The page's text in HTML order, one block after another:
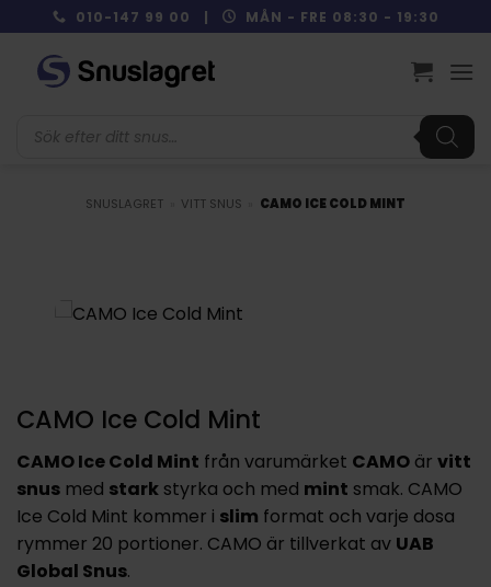
to
content
010-147 99 00 | MÅN - FRE 08:30 - 19:30
SNUSLAGRET VITT SNUS CAMO ICE COLD MINT
CAMO Ice Cold Mint
CAMO Ice Cold Mint från varumärket CAMO är vitt
snus med stark styrka och med mint smak. CAMO
Ice Cold Mint kommer i slim format och varje dosa
rymmer 20 portioner. CAMO är tillverkat av UAB
Global Snus.